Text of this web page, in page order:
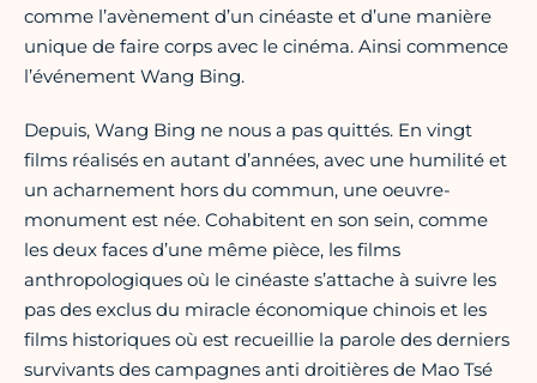
comme l’avènement d’un cinéaste et d’une manière
unique de faire corps avec le cinéma. Ainsi commence
l’événement Wang Bing.
Depuis, Wang Bing ne nous a pas quittés. En vingt
films réalisés en autant d’années, avec une humilité et
un acharnement hors du commun, une oeuvre-
monument est née. Cohabitent en son sein, comme
les deux faces d’une même pièce, les films
anthropologiques où le cinéaste s’attache à suivre les
pas des exclus du miracle économique chinois et les
films historiques où est recueillie la parole des derniers
survivants des campagnes anti droitières de Mao Tsé